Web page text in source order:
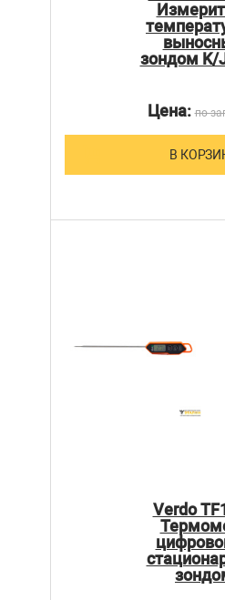
зондом K/
Цена:по
В
Verdo